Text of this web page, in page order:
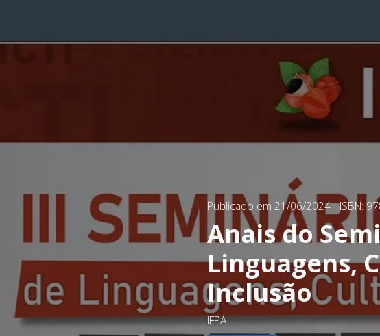
Publicado em 21/06/2024- ISBN:
Anais do
Linguagens,
Inclusão
IFPA